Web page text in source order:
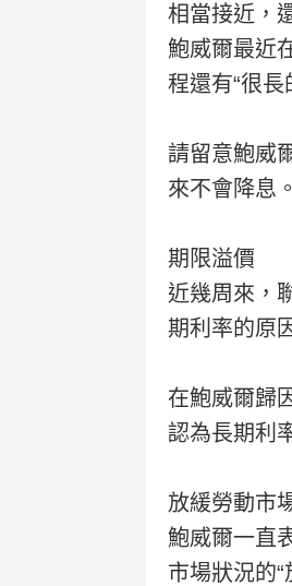
相當接近，
鮑威爾最近
程還有“很長
請留意鮑威
來不會降息。
期限溢價
近幾周來，
期利率的原
在鮑威爾歸
認為長期利
放緩勞動市
鮑威爾一直
市場狀況的